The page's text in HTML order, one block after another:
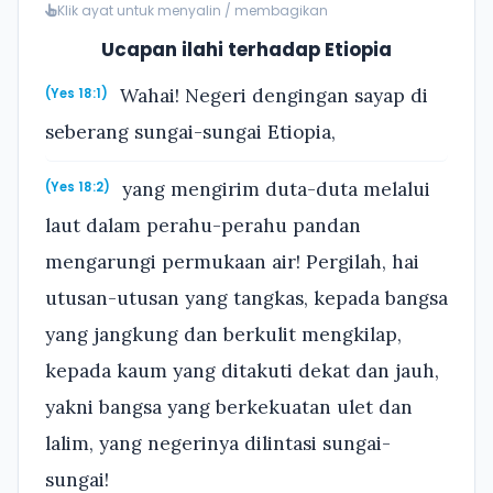
Klik ayat untuk menyalin / membagikan
Ucapan ilahi terhadap Etiopia
(Yes 18:1)
Wahai! Negeri dengingan sayap di
seberang sungai-sungai Etiopia,
(Yes 18:2)
yang mengirim duta-duta melalui
laut dalam perahu-perahu pandan
mengarungi permukaan air! Pergilah, hai
utusan-utusan yang tangkas, kepada bangsa
yang jangkung dan berkulit mengkilap,
kepada kaum yang ditakuti dekat dan jauh,
yakni bangsa yang berkekuatan ulet dan
lalim, yang negerinya dilintasi sungai-
sungai!